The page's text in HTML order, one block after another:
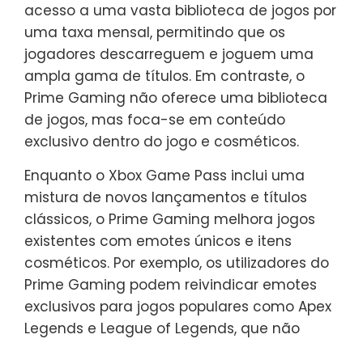
acesso a uma vasta biblioteca de jogos por
uma taxa mensal, permitindo que os
jogadores descarreguem e joguem uma
ampla gama de títulos. Em contraste, o
Prime Gaming não oferece uma biblioteca
de jogos, mas foca-se em conteúdo
exclusivo dentro do jogo e cosméticos.
Enquanto o Xbox Game Pass inclui uma
mistura de novos lançamentos e títulos
clássicos, o Prime Gaming melhora jogos
existentes com emotes únicos e itens
cosméticos. Por exemplo, os utilizadores do
Prime Gaming podem reivindicar emotes
exclusivos para jogos populares como Apex
Legends e League of Legends, que não